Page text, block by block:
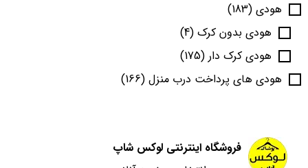
هودی (183)
هودی بدون کرک (4)
هودی کرک دار (175)
هودی های پرداخت درب منزل (166)
فروشگاه اینترنتی لوکس شاپ